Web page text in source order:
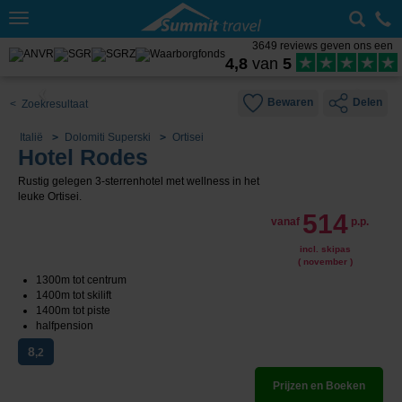
Toggle
3649 reviews geven ons een
4,8 van 5
< Zoekresultaat Bewaren Delen
Italië Dolomiti Superski Ortisei
Hotel Rodes
Rustig gelegen 3-sterrenhotel met wellness in het
leuke Ortisei.
vanaf 514 p.p.
incl. skipas
( november )
1300m tot centrum
1400m tot skilift
1400m tot piste
halfpension
8,2
Prijzen en Boeken